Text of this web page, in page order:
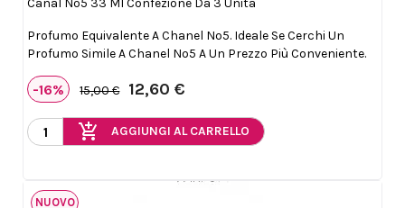
Profumo Equivalente A Chanel Nº5. Ideale Se Cerchi Un
Profumo Simile A Chanel Nº5 A Un Prezzo Più Conveniente.
-16% 15,00 € 12,60 €
add_shopping_cart AGGIUNGI AL CARRELLO
NUOVO